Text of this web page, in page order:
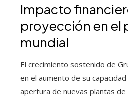
Impacto
proyección en el
mundial
El crecimiento sostenido de
en el aumento de su
apertura de nuevas plantas de